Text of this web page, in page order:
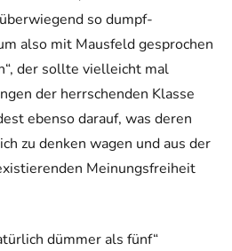
so dumpf-
also mit Mausfeld gesprochen
der sollte vielleicht mal
der herrschenden Klasse
ebenso darauf, was deren
zu denken wagen und aus der
Meinungsfreiheit
dümmer als fünf“